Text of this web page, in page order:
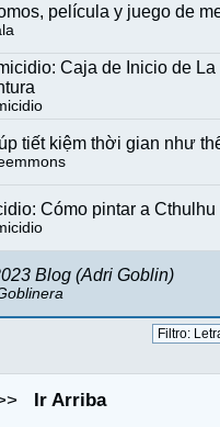
película y juego de
Caja de Inicio de
tiết kiệm thời gian như
Cómo pintar a Cthulhu
Blog (Adri Goblin)
Ir Arriba